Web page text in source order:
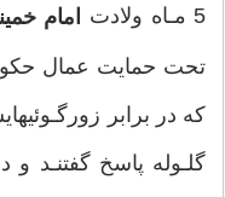
5 مـاه ولادت
امام
تحت حمايت عمال
كه در برابر
گلـوله پاسخ گفتنـد